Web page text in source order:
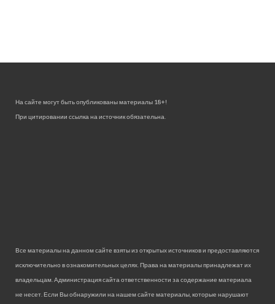
На сайте могут быть опубликованы материалы 18+!
При цитировании ссылка на источник обязательна.
Все материалы на данном сайте взяты из открытых источников и предоставляются
исключительно в ознакомительных целях. Права на материалы принадлежат их
владельцам. Администрация сайта ответственности за содержание материала
не несет. Если Вы обнаружили на нашем сайте материалы, которые нарушают